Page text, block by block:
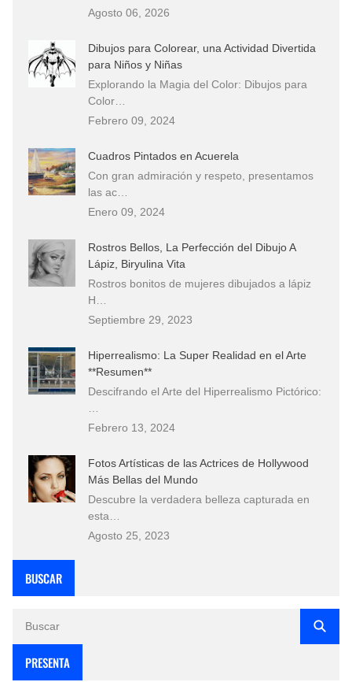
Agosto 06, 2026
Dibujos para Colorear, una Actividad Divertida
para Niños y Niñas
Explorando la Magia del Color: Dibujos para
Color…
Febrero 09, 2024
Cuadros Pintados en Acuerela
Con gran admiración y respeto, presentamos
las ac…
Enero 09, 2024
Rostros Bellos, La Perfección del Dibujo A
Lápiz, Biryulina Vita
Rostros bonitos de mujeres dibujados a lápiz
H…
Septiembre 29, 2023
Hiperrealismo: La Super Realidad en el Arte
**Resumen**
Descifrando el Arte del Hiperrealismo Pictórico:
Febrero 13, 2024
Fotos Artísticas de las Actrices de Hollywood
Más Bellas del Mundo
Descubre la verdadera belleza capturada en
esta…
Agosto 25, 2023
BUSCAR
PRESENTA